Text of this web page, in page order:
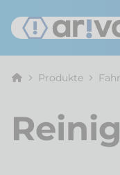
Produkte